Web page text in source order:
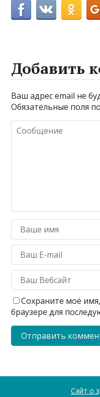
Добавить
Ваш адрес email не
Обязательные поля
Сохраните моё
браузере для
Сайт о